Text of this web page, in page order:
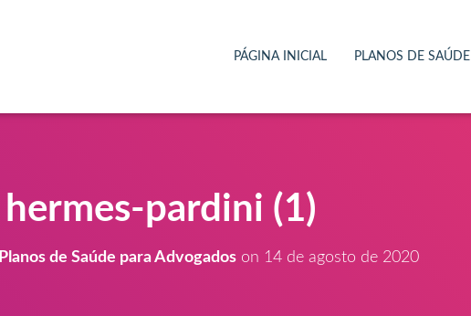
PÁGINA INICIAL PLANOS DE SAÚDE
hermes-pardini (1)
Planos de Saúde para Advogadoson 14 de agosto de 2020